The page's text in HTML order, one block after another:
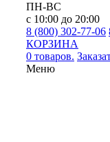
ПН-ВС
с 10:00 до 20:00
8 (800) 302-77-06
КОРЗИНА
0 товаров.
Меню